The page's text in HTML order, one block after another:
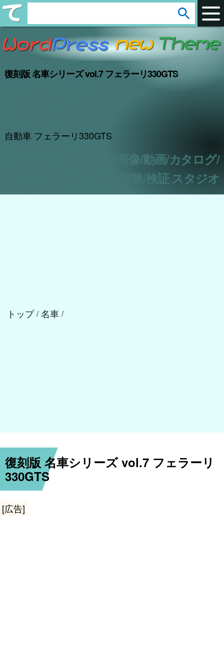
復刻版 名車シリーズ vol.7 フェラーリ330GTS
自動車 フェラーリ330GTS
アフィリエイト/CSV/画像/動画/カタログ/
実験/検証 スタジオ
e
a
c
arrow_circle_down
復刻版 名車シリーズ vol.7 フェラーリ
330GTS
[広告]
トップ / 名車 /